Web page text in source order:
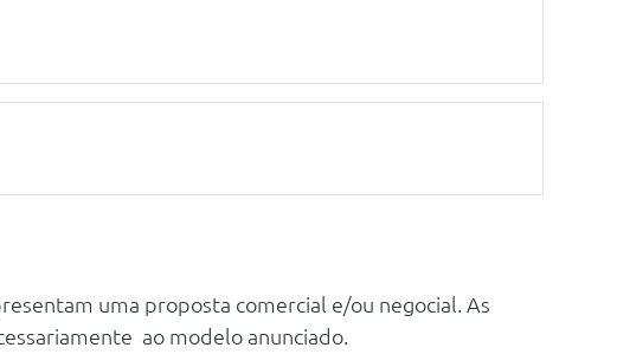
uma proposta comercial e/ou negocial. As
ao modelo anunciado.